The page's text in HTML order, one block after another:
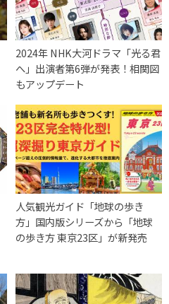
2024年 NHK大河ドラマ「光る君
へ」出演者第6弾が発表！相関図
もアップデート
人気観光ガイド「地球の歩き
方」国内版シリーズから「地球
の歩き方 東京23区」が新発売